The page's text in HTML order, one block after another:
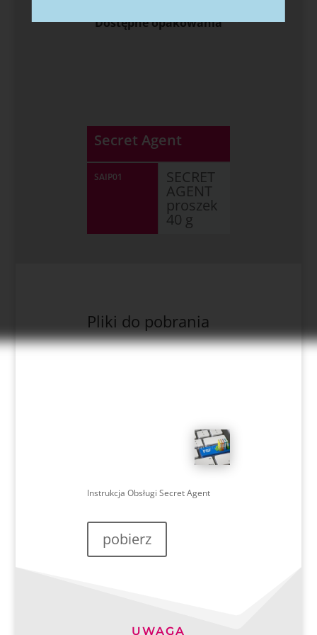
Dostępne opakowania
SAIP01
Secret Agent
SECRET
AGENT
proszek
40 g
Pliki do pobrania
Instrukcja Obsługi Secret Agent
pobierz
UWAGA